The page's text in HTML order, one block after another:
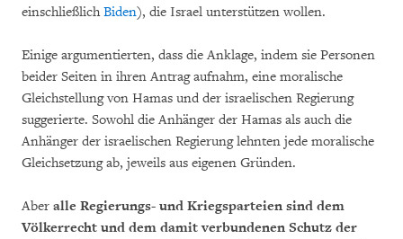
einschließlichBiden), die Israel unterstützen wollen.
Einige argumentierten, dass die Anklage, indem sie Personen
beider Seiten in ihren Antrag aufnahm, eine moralische
Gleichstellung von Hamas und der israelischen Regierung
suggerierte. Sowohl die Anhänger der Hamas als auch die
Anhänger der israelischen Regierung lehnten jede moralische
Gleichsetzung ab, jeweils aus eigenen Gründen.
Aber alle Regierungs- und Kriegsparteien sind dem
Völkerrecht und dem damit verbundenen Schutz der